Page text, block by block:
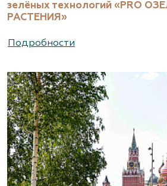
зелёных технологий «PRO
РАСТЕНИЯ»
Подробности